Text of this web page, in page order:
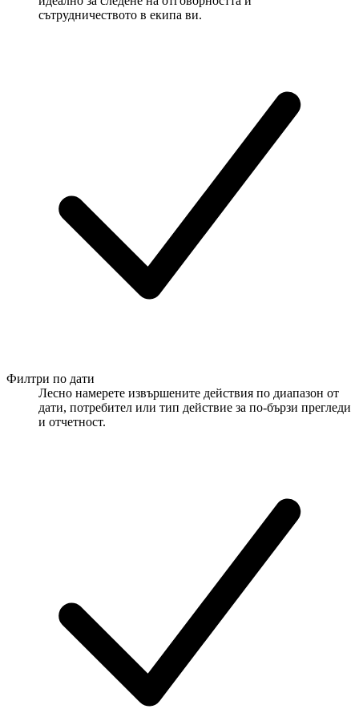
сътрудничеството в екипа ви.
Филтри по дати
Лесно намерете извършените действия по диапазон от
дати, потребител или тип действие за по-бързи прегледи
и отчетност.